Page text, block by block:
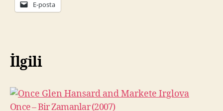
E-posta
İlgili
Once – Bir Zamanlar (2007)